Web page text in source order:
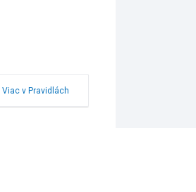
Viac v Pravidlách